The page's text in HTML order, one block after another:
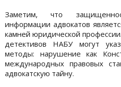
Заметим, что
информации адвокатов
камней юридической
детективов НАБУ могут
методы: нарушение как
международных правовых
адвокатскую тайну.